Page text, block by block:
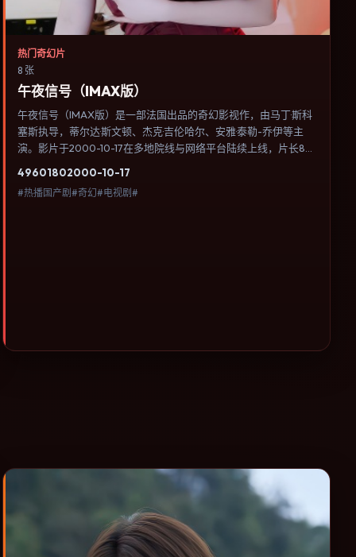
热门奇幻片
8 张
午夜信号（IMAX版）
午夜信号（IMAX版）是一部法国出品的奇幻影视作，由马丁·斯科
塞斯执导，蒂尔达·斯文顿、杰克·吉伦哈尔、安雅·泰勒-乔伊等主
演。影片于2000-10-17在多地院线与网络平台陆续上线，片长87
界。内容聚焦人物选择与情节推进，节奏与视听语言统一，可作为
49601802000-10-17
#热播国产剧#奇幻#电视剧#